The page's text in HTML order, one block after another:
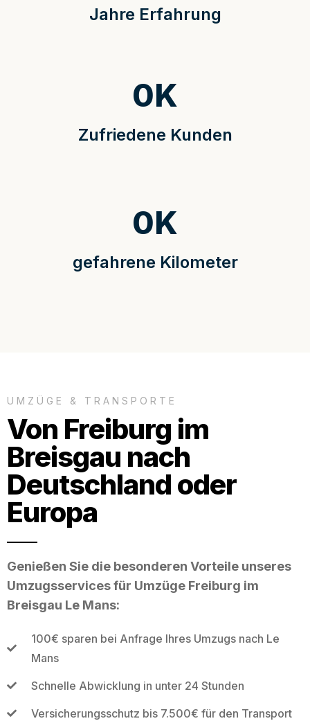
Jahre Erfahrung
Zufriedene Kunden
0K
gefahrene Kilometer
0K
UMZÜGE & TRANSPORTE
Von Freiburg im
Breisgau nach
Deutschland oder
Europa
Genießen Sie die besonderen Vorteile unseres
Umzugsservices für Umzüge Freiburg im
Breisgau Le Mans:
100€ sparen bei Anfrage Ihres Umzugs nach Le
Mans
Schnelle Abwicklung in unter 24 Stunden
Versicherungsschutz bis 7.500€ für den Transport